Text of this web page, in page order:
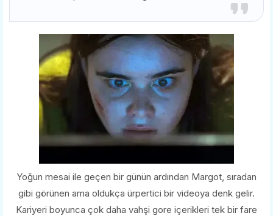
Yoğun mesai ile geçen bir günün ardından Margot, sıradan
gibi görünen ama oldukça ürpertici bir videoya denk gelir.
Kariyeri boyunca çok daha vahşi gore içerikleri tek bir fare